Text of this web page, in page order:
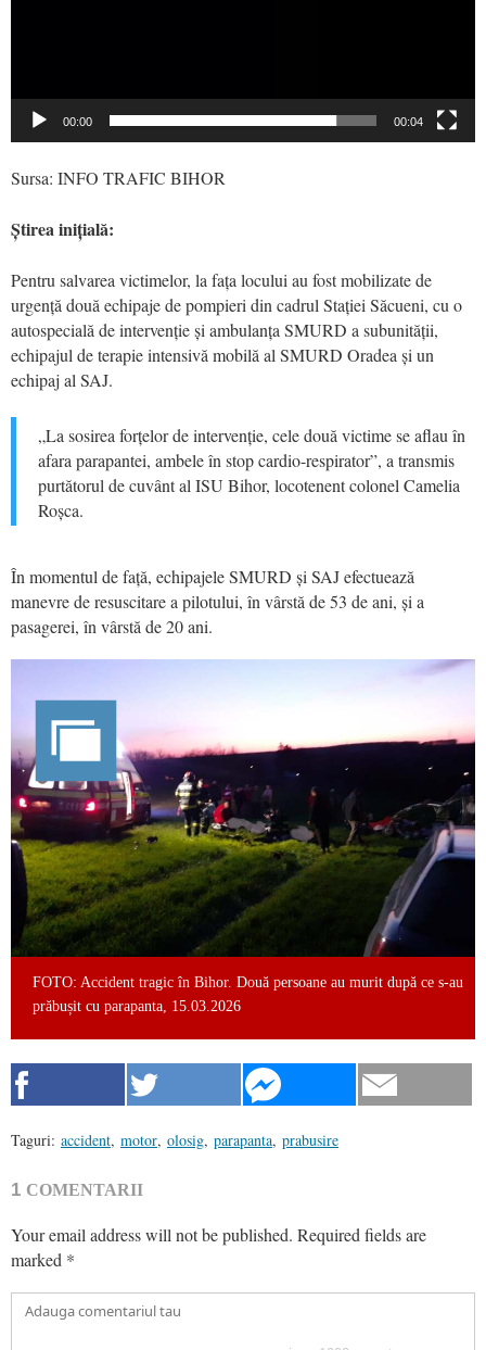
00:00 00:04
Sursa: INFO TRAFIC BIHOR
Știreainițială:
Pentru salvarea victimelor, la fața locului au fost mobilizate de
urgență două echipaje de pompieri din cadrul Stației Săcueni, cu o
autospecială de intervenție și ambulanța SMURD a subunității,
echipajul de terapie intensivă mobilă al SMURD Oradea și un
echipaj al SAJ.
„La sosirea forțelor de intervenție, cele două victime se aflau în
afara parapantei, ambele în stop cardio-respirator”, a transmis
purtătorul de cuvânt al ISU Bihor, locotenent colonel Camelia
Roșca.
În momentul de față, echipajele SMURD și SAJ efectuează
manevre de resuscitare a pilotului, în vârstă de 53 de ani, și a
pasagerei, în vârstă de 20 ani.
FOTO: Accident tragic în Bihor. Două persoane au murit după ce s-au
prăbușit cu parapanta, 15.03.2026
Taguri: accident, motor, olosig, parapanta, prabusire
1 COMENTARII
Your email address will not be published. Required fields are
marked *